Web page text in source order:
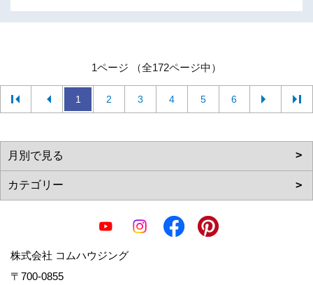
1ページ （全172ページ中）
1 2 3 4 5 6
株式会社 コムハウジング
〒700-0855